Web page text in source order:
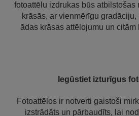
fotoattēlu izdrukas būs
krāsās, ar vienmērīgu
ādas krāsas attēlojumu un
Iegūstiet izturīgus
Fotoattēlos ir notverti gaistoši
izstrādāts un pārbaudīts, lai